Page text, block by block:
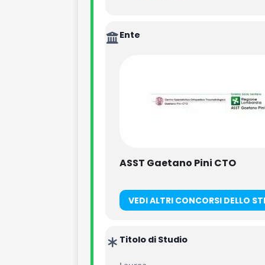
Ente
ASST Gaetano Pini CTO
VEDI ALTRI CONCORSI DELLO
Titolo di Studio